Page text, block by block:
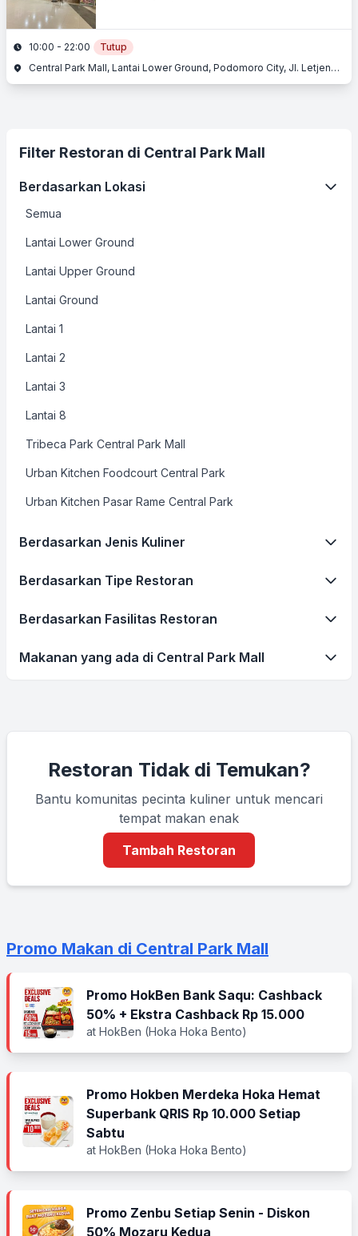
10:00 - 22:00
Tutup
Central Park Mall, Lantai Lower Ground, Podomoro City, Jl. Letjend. S. Parman Kav. 28, Slipi, Jakarta Barat, Jakarta
Filter Restoran di Central Park Mall
Berdasarkan Lokasi
Semua
Lantai Lower Ground
Lantai Upper Ground
Lantai Ground
Lantai 1
Lantai 2
Lantai 3
Lantai 8
Tribeca Park Central Park Mall
Urban Kitchen Foodcourt Central Park
Urban Kitchen Pasar Rame Central Park
Berdasarkan Jenis Kuliner
Berdasarkan Tipe Restoran
Berdasarkan Fasilitas Restoran
Makanan yang ada di Central Park Mall
Restoran Tidak di Temukan?
Bantu komunitas pecinta kuliner untuk mencari
tempat makan enak
Tambah Restoran
Promo Makan di Central Park Mall
Promo HokBen Bank Saqu: Cashback
50% + Ekstra Cashback Rp 15.000
at HokBen (Hoka Hoka Bento)
Promo Hokben Merdeka Hoka Hemat
Superbank QRIS Rp 10.000 Setiap
Sabtu
at HokBen (Hoka Hoka Bento)
Promo Zenbu Setiap Senin - Diskon
50% Mozaru Kedua